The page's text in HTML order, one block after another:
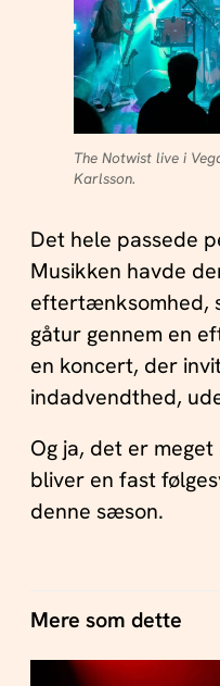
The Notwist live i
Karlsson.
Det hele passede
Musikken havde
eftertænksomhed,
gåtur gennem en
en koncert, der
indadvendthed,
Og ja, det er
bliver en fast
denne sæson.
Mere som dette